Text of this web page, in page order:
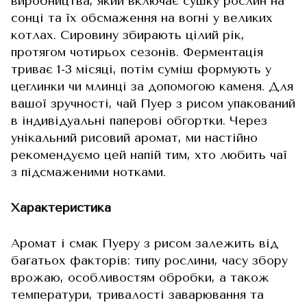
сонці та їх обсмаження на вогні у великих
котлах. Сировину збирають цілий рік,
протягом чотирьох сезонів. Ферментація
триває 1-3 місяці, потім суміш формують у
цеглинки чи млинці за допомогою каменя. Для
вашої зручності, чай Пуер з рисом упакований
в індивідуальні паперові обгортки. Через
унікальний рисовий аромат, ми настійно
рекомендуємо цей напій тим, хто любить чаї
з підсмаженими нотками.
Характеристика
Аромат і смак Пуеру з рисом залежить від
багатьох факторів: типу рослини, часу збору
врожаю, особливостям обробки, а також
температури, тривалості заварювання та